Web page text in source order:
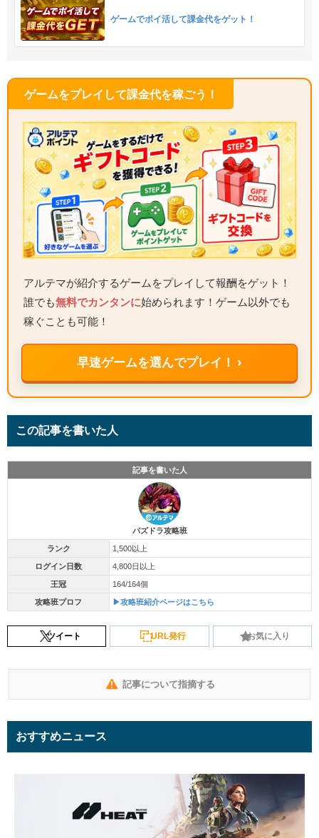
ゲームでポイ活して課金代をゲット！
ゲームをプレイして課金代を稼ごう！
アルテマが紹介するゲームをプレイして報酬をゲット！
誰でも無料でカンタンに始められます！ゲーム以外でも
稼ぐことも可能！
早速ゲームを選んでプレイ！ ›
この記事を書いた人
記事を書いた人
パズドラ攻略班
ランク 1,500以上
ログイン日数 4,800日以上
王冠 164/164個
攻略班プロフ ▶攻略班紹介ページはこちら
ツイート URL発行 お気に入り
記事について指摘する
おすすめニュース